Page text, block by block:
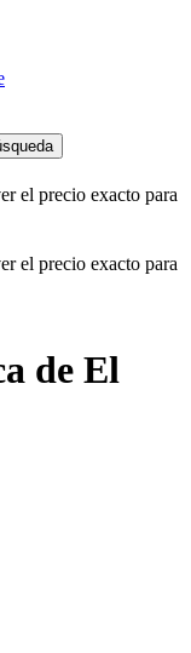
el precio exacto para
el precio exacto para
de El